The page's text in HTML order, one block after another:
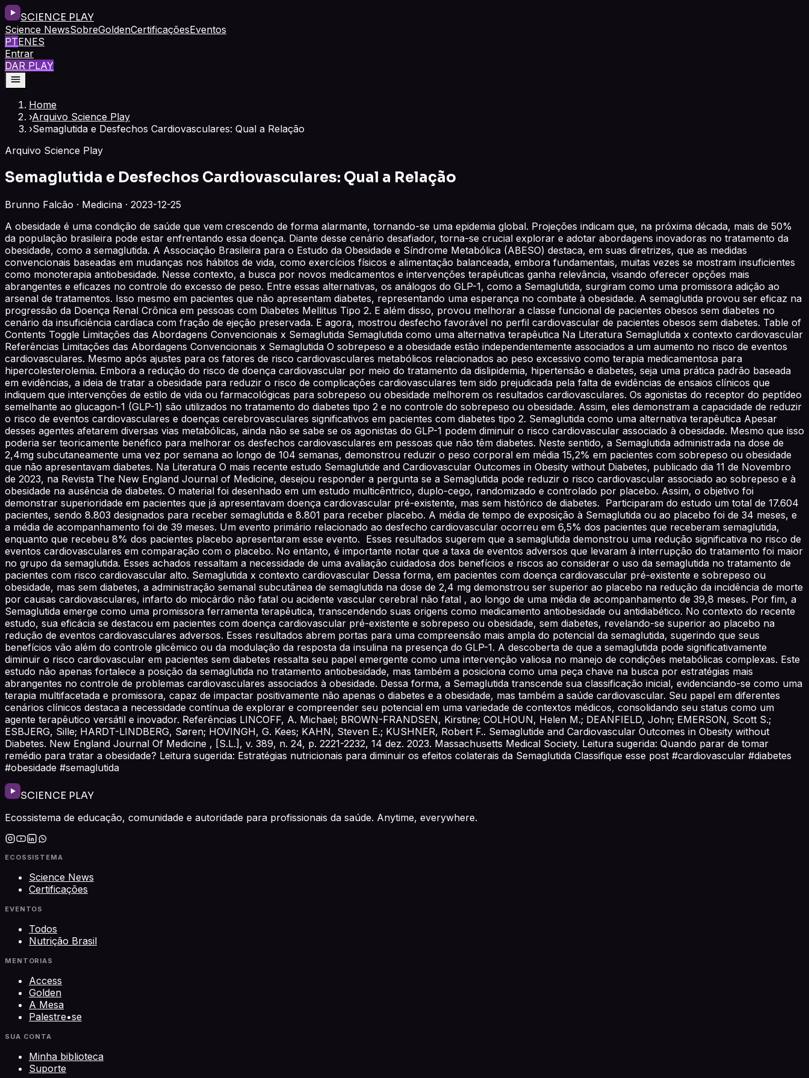
SCIENCE PLAY
Science NewsSobreGoldenCertificaçõesEventos
PTENES
Entrar
DAR PLAY
Home
›Arquivo Science Play
›Semaglutida e Desfechos Cardiovasculares: Qual a Relação
Arquivo Science Play
Semaglutida e Desfechos Cardiovasculares: Qual a Relação
Brunno Falcão · Medicina · 2023-12-25
A obesidade é uma condição de saúde que vem crescendo de forma alarmante, tornando-se uma epidemia global. Projeções indicam que, na próxima década, mais de 50%
da população brasileira pode estar enfrentando essa doença. Diante desse cenário desafiador, torna-se crucial explorar e adotar abordagens inovadoras no tratamento da
obesidade, como a semaglutida. A Associação Brasileira para o Estudo da Obesidade e Síndrome Metabólica (ABESO) destaca, em suas diretrizes, que as medidas
convencionais baseadas em mudanças nos hábitos de vida, como exercícios físicos e alimentação balanceada, embora fundamentais, muitas vezes se mostram insuficientes
como monoterapia antiobesidade. Nesse contexto, a busca por novos medicamentos e intervenções terapêuticas ganha relevância, visando oferecer opções mais
abrangentes e eficazes no controle do excesso de peso. Entre essas alternativas, os análogos do GLP-1, como a Semaglutida, surgiram como uma promissora adição ao
arsenal de tratamentos. Isso mesmo em pacientes que não apresentam diabetes, representando uma esperança no combate à obesidade. A semaglutida provou ser eficaz na
progressão da Doença Renal Crônica em pessoas com Diabetes Mellitus Tipo 2. E além disso, provou melhorar a classe funcional de pacientes obesos sem diabetes no
cenário da insuficiência cardíaca com fração de ejeção preservada. E agora, mostrou desfecho favorável no perfil cardiovascular de pacientes obesos sem diabetes. Table of
Contents Toggle Limitações das Abordagens Convencionais x Semaglutida Semaglutida como uma alternativa terapêutica Na Literatura Semaglutida x contexto cardiovascular
Referências Limitações das Abordagens Convencionais x Semaglutida O sobrepeso e a obesidade estão independentemente associados a um aumento no risco de eventos
cardiovasculares. Mesmo após ajustes para os fatores de risco cardiovasculares metabólicos relacionados ao peso excessivo como terapia medicamentosa para
hipercolesterolemia. Embora a redução do risco de doença cardiovascular por meio do tratamento da dislipidemia, hipertensão e diabetes, seja uma prática padrão baseada
em evidências, a ideia de tratar a obesidade para reduzir o risco de complicações cardiovasculares tem sido prejudicada pela falta de evidências de ensaios clínicos que
indiquem que intervenções de estilo de vida ou farmacológicas para sobrepeso ou obesidade melhorem os resultados cardiovasculares. Os agonistas do receptor do peptídeo
semelhante ao glucagon-1 (GLP-1) são utilizados no tratamento do diabetes tipo 2 e no controle do sobrepeso ou obesidade. Assim, eles demonstram a capacidade de reduzir
o risco de eventos cardiovasculares e doenças cerebrovasculares significativos em pacientes com diabetes tipo 2. Semaglutida como uma alternativa terapêutica Apesar
desses agentes afetarem diversas vias metabólicas, ainda não se sabe se os agonistas do GLP-1 podem diminuir o risco cardiovascular associado à obesidade. Mesmo que isso
poderia ser teoricamente benéfico para melhorar os desfechos cardiovasculares em pessoas que não têm diabetes. Neste sentido, a Semaglutida administrada na dose de
2,4mg subcutaneamente uma vez por semana ao longo de 104 semanas, demonstrou reduzir o peso corporal em média 15,2% em pacientes com sobrepeso ou obesidade
que não apresentavam diabetes. Na Literatura O mais recente estudo Semaglutide and Cardiovascular Outcomes in Obesity without Diabetes, publicado dia 11 de Novembro
de 2023, na Revista The New England Journal of Medicine, desejou responder a pergunta se a Semaglutida pode reduzir o risco cardiovascular associado ao sobrepeso e à
obesidade na ausência de diabetes. O material foi desenhado em um estudo multicêntrico, duplo-cego, randomizado e controlado por placebo. Assim, o objetivo foi
demonstrar superioridade em pacientes que já apresentavam doença cardiovascular pré-existente, mas sem histórico de diabetes. Participaram do estudo um total de 17.604
pacientes, sendo 8.803 designados para receber semaglutida e 8.801 para receber placebo. A média de tempo de exposição à Semaglutida ou ao placebo foi de 34 meses, e
a média de acompanhamento foi de 39 meses. Um evento primário relacionado ao desfecho cardiovascular ocorreu em 6,5% dos pacientes que receberam semaglutida,
enquanto que recebeu 8% dos pacientes placebo apresentaram esse evento. Esses resultados sugerem que a semaglutida demonstrou uma redução significativa no risco de
eventos cardiovasculares em comparação com o placebo. No entanto, é importante notar que a taxa de eventos adversos que levaram à interrupção do tratamento foi maior
no grupo da semaglutida. Esses achados ressaltam a necessidade de uma avaliação cuidadosa dos benefícios e riscos ao considerar o uso da semaglutida no tratamento de
pacientes com risco cardiovascular alto. Semaglutida x contexto cardiovascular Dessa forma, em pacientes com doença cardiovascular pré-existente e sobrepeso ou
obesidade, mas sem diabetes, a administração semanal subcutânea de semaglutida na dose de 2,4 mg demonstrou ser superior ao placebo na redução da incidência de morte
por causas cardiovasculares, infarto do miocárdio não fatal ou acidente vascular cerebral não fatal , ao longo de uma média de acompanhamento de 39,8 meses. Por fim, a
Semaglutida emerge como uma promissora ferramenta terapêutica, transcendendo suas origens como medicamento antiobesidade ou antidiabético. No contexto do recente
estudo, sua eficácia se destacou em pacientes com doença cardiovascular pré-existente e sobrepeso ou obesidade, sem diabetes, revelando-se superior ao placebo na
redução de eventos cardiovasculares adversos. Esses resultados abrem portas para uma compreensão mais ampla do potencial da semaglutida, sugerindo que seus
benefícios vão além do controle glicêmico ou da modulação da resposta da insulina na presença do GLP-1. A descoberta de que a semaglutida pode significativamente
diminuir o risco cardiovascular em pacientes sem diabetes ressalta seu papel emergente como uma intervenção valiosa no manejo de condições metabólicas complexas. Este
estudo não apenas fortalece a posição da semaglutida no tratamento antiobesidade, mas também a posiciona como uma peça chave na busca por estratégias mais
abrangentes no controle de problemas cardiovasculares associados à obesidade. Dessa forma, a Semaglutida transcende sua classificação inicial, evidenciando-se como uma
terapia multifacetada e promissora, capaz de impactar positivamente não apenas o diabetes e a obesidade, mas também a saúde cardiovascular. Seu papel em diferentes
cenários clínicos destaca a necessidade contínua de explorar e compreender seu potencial em uma variedade de contextos médicos, consolidando seu status como um
agente terapêutico versátil e inovador. Referências LINCOFF, A. Michael; BROWN-FRANDSEN, Kirstine; COLHOUN, Helen M.; DEANFIELD, John; EMERSON, Scott S.;
ESBJERG, Sille; HARDT-LINDBERG, Søren; HOVINGH, G. Kees; KAHN, Steven E.; KUSHNER, Robert F.. Semaglutide and Cardiovascular Outcomes in Obesity without
Diabetes. New England Journal Of Medicine , [S.L.], v. 389, n. 24, p. 2221-2232, 14 dez. 2023. Massachusetts Medical Society. Leitura sugerida: Quando parar de tomar
remédio para tratar a obesidade? Leitura sugerida: Estratégias nutricionais para diminuir os efeitos colaterais da Semaglutida Classifique esse post #cardiovascular #diabetes
#obesidade #semaglutida
SCIENCE PLAY
Ecossistema de educação, comunidade e autoridade para profissionais da saúde. Anytime, everywhere.
ECOSSISTEMA
Science News
Certificações
EVENTOS
Todos
Nutrição Brasil
MENTORIAS
Access
Golden
A Mesa
Palestre•se
SUA CONTA
Minha biblioteca
Suporte